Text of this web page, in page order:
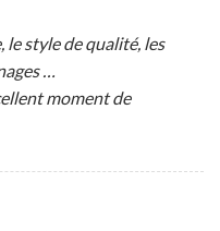
le style de qualité, les
…
moment de